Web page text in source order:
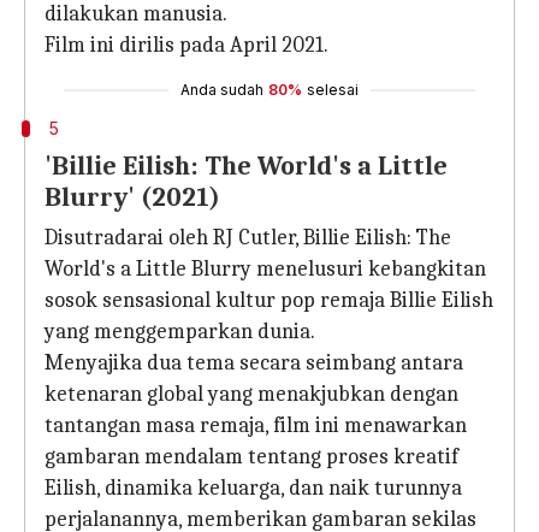
dilakukan manusia.
Film ini dirilis pada April 2021.
Anda sudah 80% selesai
5
'Billie Eilish: The World's a Little
Blurry' (2021)
Disutradarai oleh RJ Cutler, Billie Eilish: The
World's a Little Blurry menelusuri kebangkitan
sosok sensasional kultur pop remaja Billie Eilish
yang menggemparkan dunia.
Menyajika dua tema secara seimbang antara
ketenaran global yang menakjubkan dengan
tantangan masa remaja, film ini menawarkan
gambaran mendalam tentang proses kreatif
Eilish, dinamika keluarga, dan naik turunnya
perjalanannya, memberikan gambaran sekilas